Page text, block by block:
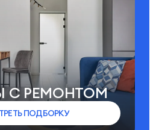
C РЕМОНТОМ
ПОДБОРКУ